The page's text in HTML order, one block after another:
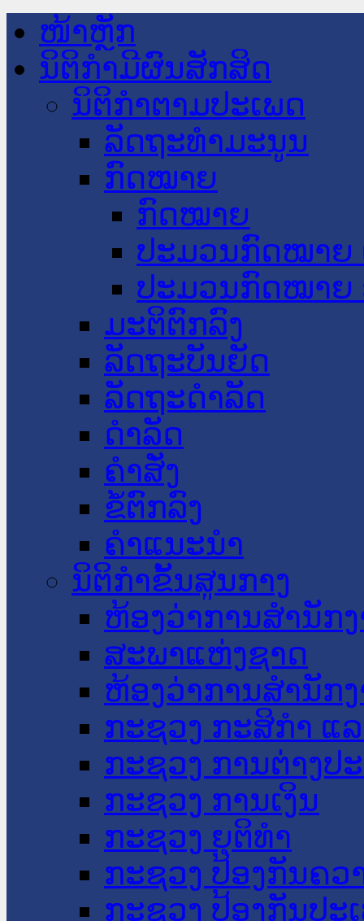
ໜ້າຫຼັກ
ນິຕິກໍາມີຜົນສັກສິດ
ນິຕິກໍາຕາມປະເພດ
ລັດຖະທໍາມະນູນ
ກົດໝາຍ
ກົດໝາຍ
ປະມວນກົດໝາຍ
ປະມວນກົດໝາຍ
ມະຕິຕົກລົງ
ລັດຖະບັນຍັດ
ລັດຖະດໍາລັດ
ດໍາລັດ
ຄໍາສັ່ງ
ຂໍ້ຕົກລົງ
ຄໍາແນະນໍາ
ນິຕິກໍາຂັ້ນສູນກາງ
ຫ້ອງວ່າການສໍານັກ
ສະພາແຫ່ງຊາດ
ຫ້ອງວ່າການສຳນັກ
ກະຊວງ ກະສິກຳ ແ
ກະຊວງ ການຕ່າງປ
ກະຊວງ ການເງິນ
ກະຊວງ ຍຸຕິທໍາ
ກະຊວງ ປ້ອງກັນຄວ
ກະຊວງ ປ້ອງກັນປະ